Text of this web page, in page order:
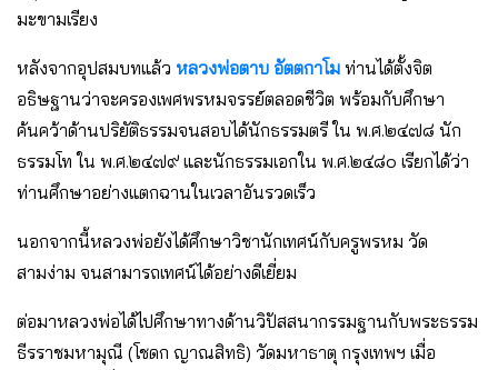
มะขามเรียง
หลังจากอุปสมบทแล้ว หลวงพ่อตาบ อัตตกาโม ท่านได้ตั้งจิต
อธิษฐานว่าจะครองเพศพรหมจรรย์ตลอดชีวิต พร้อมกับศึกษา
ค้นคว้าด้านปริยัติธรรมจนสอบได้นักธรรมตรี ใน พ.ศ.๒๔๗๘ นัก
ธรรมโท ใน พ.ศ.๒๔๗๙ และนักธรรมเอกใน พ.ศ.๒๔๘๐ เรียกได้ว่า
ท่านศึกษาอย่างแตกฉานในเวลาอันรวดเร็ว
นอกจากนี้หลวงพ่อยังได้ศึกษาวิชานักเทศน์กับครูพรหม วัด
สามง่าม จนสามารถเทศน์ได้อย่างดีเยี่ยม
ต่อมาหลวงพ่อได้ไปศึกษาทางด้านวิปัสสนากรรมฐานกับพระธรรม
ธีรราชมหามุณี (โชดก ญาณสิทธิ) วัดมหาธาตุ กรุงเทพฯ เมื่อ